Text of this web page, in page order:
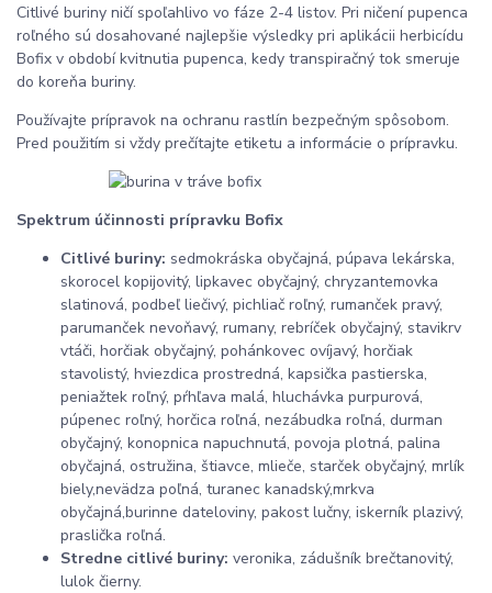
Citlivé buriny ničí spoľahlivo vo fáze 2-4 listov. Pri ničení pupenca
roľného sú dosahované najlepšie výsledky pri aplikácii herbicídu
Bofix v období kvitnutia pupenca, kedy transpiračný tok smeruje
do koreňa buriny.
Používajte prípravok na ochranu rastlín bezpečným spôsobom.
Pred použitím si vždy prečítajte etiketu a informácie o prípravku.
Spektrum účinnosti prípravku Bofix
Citlivé buriny: sedmokráska obyčajná, púpava lekárska,
skorocel kopijovitý, lipkavec obyčajný, chryzantemovka
slatinová, podbeľ liečivý, pichliač roľný, rumanček pravý,
parumanček nevoňavý, rumany, rebríček obyčajný, stavikrv
vtáči, horčiak obyčajný, pohánkovec ovíjavý, horčiak
stavolistý, hviezdica prostredná, kapsička pastierska,
peniažtek roľný, pŕhľava malá, hluchávka purpurová,
púpenec roľný, horčica roľná, nezábudka roľná, durman
obyčajný, konopnica napuchnutá, povoja plotná, palina
obyčajná, ostružina, štiavce, mlieče, starček obyčajný, mrlík
biely,nevädza poľná, turanec kanadský,mrkva
obyčajná,burinne dateloviny, pakost lučny, iskerník plazivý,
praslička roľná.
Stredne citlivé buriny: veronika, zádušník brečtanovitý,
lulok čierny.